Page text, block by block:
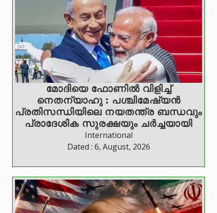
മോദിയെ ഫോണിൽ വിളിച്ച്
നെതന്യാഹു : പശ്ചിമേഷ്യൻ
പ്രതിസന്ധിയിലെ നയതന്ത്ര ബന്ധവും
പ്രാദേശിക സുരക്ഷയും ചർച്ചയായി
International
Dated : 6, August, 2026